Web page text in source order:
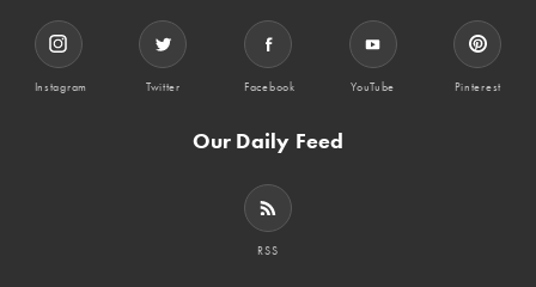
Instagram Twitter Facebook YouTube Pinterest
Our Daily Feed
RSS